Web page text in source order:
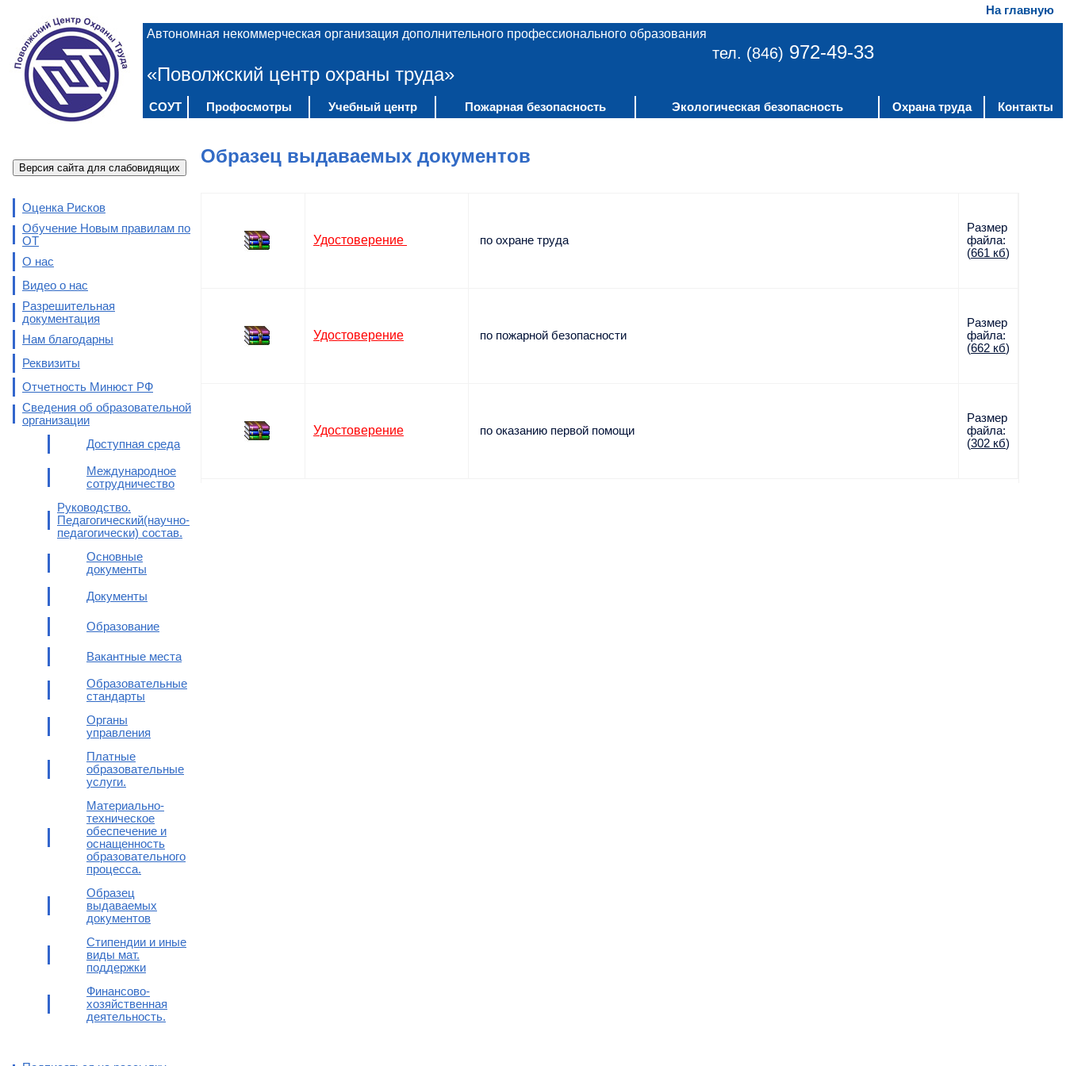
На главную
Автономная некоммерческая организация дополнительного профессионального образования
тел. (846) 972-49-33
«Поволжский центр охраны труда»
СОУТ Профосмотры Учебный центр Пожарная безопасность Экологическая безопасность Охрана труда Контакты
Версия сайта для слабовидящих
Оценка Рисков
Обучение Новым правилам по
ОТ
О нас
Видео о нас
Разрешительная
документация
Нам благодарны
Реквизиты
Отчетность Минюст РФ
Сведения об образовательной
организации
Доступная среда
Международное
сотрудничество
Руководство.
Педагогический(научно-
педагогически) состав.
Основные
документы
Документы
Образование
Вакантные места
Образовательные
стандарты
Органы
управления
Платные
образовательные
услуги.
Материально-
техническое
обеспечение и
оснащенность
образовательного
процесса.
Образец
выдаваемых
документов
Стипендии и иные
виды мат.
поддержки
Финансово-
хозяйственная
деятельность.
Образец выдаваемых документов
Удостоверение по охране труда
Размер
файла:
(661 кб)
Удостоверение по пожарной безопасности
Размер
файла:
(662 кб)
Удостоверение по оказанию первой помощи
Размер
файла:
(302 кб)